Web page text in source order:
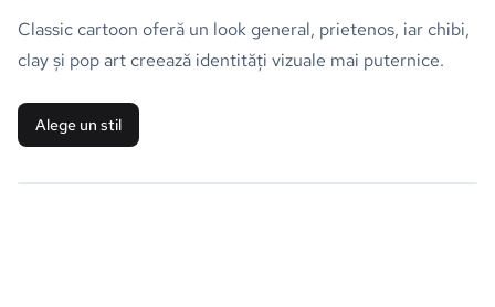
Classic cartoon oferă un look general, prietenos, iar chibi,
clay și pop art creează identități vizuale mai puternice.
Alege un stil